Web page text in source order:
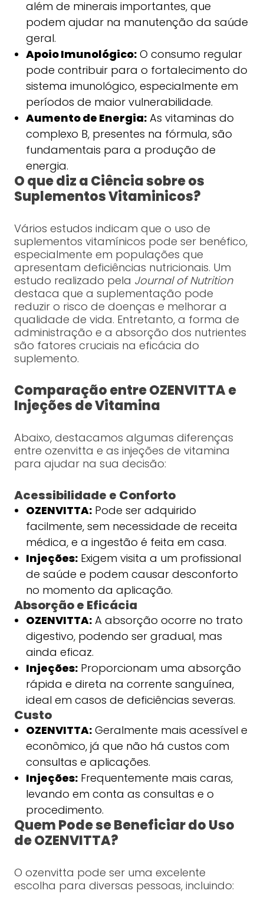
além de minerais importantes, que
podem ajudar na manutenção da saúde
geral.
Apoio Imunológico:O consumo regular
pode contribuir para o fortalecimento do
sistema imunológico, especialmente em
períodos de maior vulnerabilidade.
Aumento de Energia:As vitaminas do
complexo B, presentes na fórmula, são
fundamentais para a produção de
energia.
O que diz a Ciência sobre os
Suplementos Vitaminicos?
Vários estudos indicam que o uso de
suplementos vitamínicos pode ser benéfico,
especialmente em populações que
apresentam deficiências nutricionais. Um
estudo realizado pela Journal of Nutrition
destaca que a suplementação pode
reduzir o risco de doenças e melhorar a
qualidade de vida. Entretanto, a forma de
administração e a absorção dos nutrientes
são fatores cruciais na eficácia do
suplemento.
Comparação entre OZENVITTA e
Injeções de Vitamina
Abaixo, destacamos algumas diferenças
entre ozenvitta e as injeções de vitamina
para ajudar na sua decisão:
Acessibilidade e Conforto
OZENVITTA:Pode ser adquirido
facilmente, sem necessidade de receita
médica, e a ingestão é feita em casa.
Injeções:Exigem visita a um profissional
de saúde e podem causar desconforto
no momento da aplicação.
Absorção e Eficácia
OZENVITTA:A absorção ocorre no trato
digestivo, podendo ser gradual, mas
ainda eficaz.
Injeções:Proporcionam uma absorção
rápida e direta na corrente sanguínea,
ideal em casos de deficiências severas.
Custo
OZENVITTA:Geralmente mais acessível e
econômico, já que não há custos com
consultas e aplicações.
Injeções:Frequentemente mais caras,
levando em conta as consultas e o
procedimento.
Quem Pode se Beneficiar do Uso
de OZENVITTA?
O ozenvitta pode ser uma excelente
escolha para diversas pessoas, incluindo: